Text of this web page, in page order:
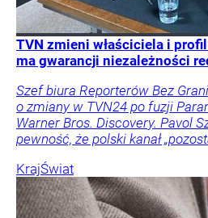
TVN zmieni właściciela i
ma gwarancji niezależności
Szef biura Reporterów Bez
o zmiany w TVN24 po fuzji
Warner Bros. Discovery. Pavol
pewność, że polski kanał
KrajŚwiat